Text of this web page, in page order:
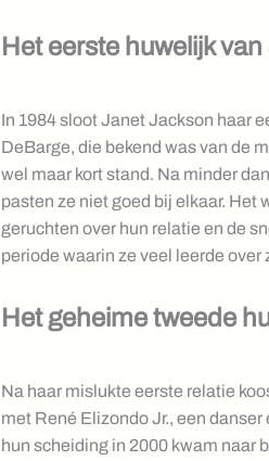
Het eerste huwelijk
In 1984 sloot Janet Jackson haar
DeBarge, die bekend was van de
wel maar kort stand. Na minder
pasten ze niet goed bij elkaar. Het
geruchten over hun relatie en de
periode waarin ze veel leerde over
Het geheime tweede
Na haar mislukte eerste relatie
met René Elizondo Jr., een
hun scheiding in 2000 kwam naar